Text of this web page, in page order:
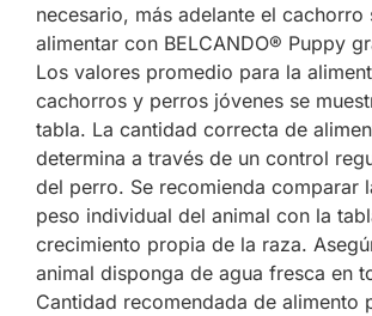
necesario, más adelante el cachorro
alimentar con BELCANDO® Puppy
Los valores promedio para la
cachorros y perros jóvenes se
tabla. La cantidad correcta de
determina a través de un control
del perro. Se recomienda comparar
peso individual del animal con la
crecimiento propia de la raza.
animal disponga de agua fresca en
Cantidad recomendada de alimento